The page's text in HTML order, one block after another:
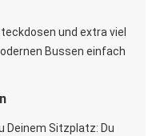
und extra viel
Bussen einfach
Deinem Sitzplatz: Du